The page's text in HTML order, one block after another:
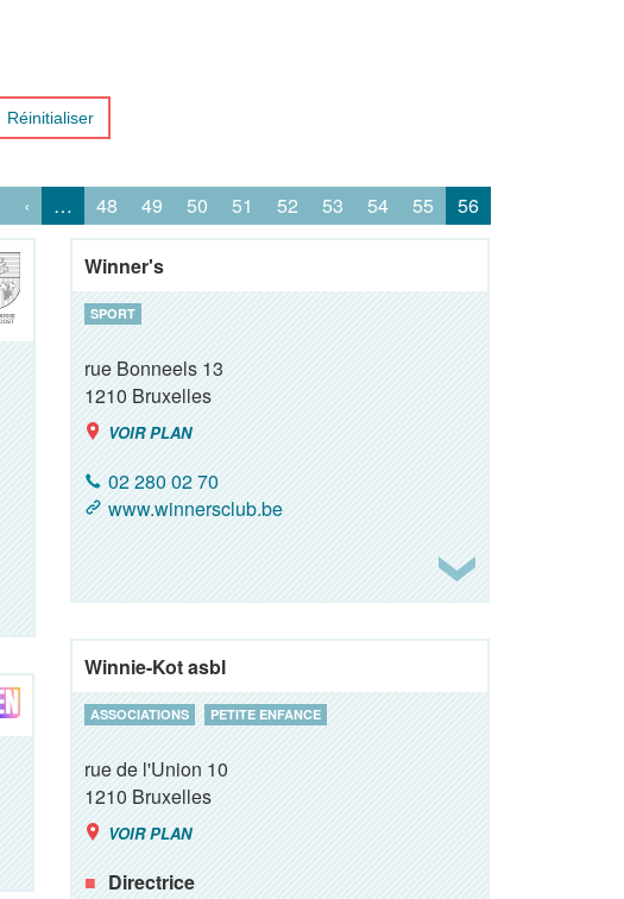
Réinitialiser
‹ … 48 49 50 51 52 53 54 55 56
Winner's
SPORT
rue Bonneels 13
1210Bruxelles
VOIR PLAN
02 280 02 70
www.winnersclub.be
Winnie-Kot asbl
ASSOCIATIONS PETITE ENFANCE
rue de l'Union 10
1210Bruxelles
VOIR PLAN
Directrice